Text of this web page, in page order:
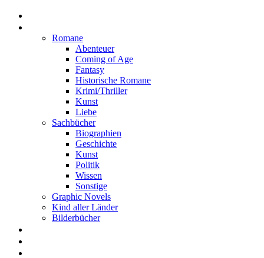
Romane
Abenteuer
Coming of Age
Fantasy
Historische Romane
Krimi/Thriller
Kunst
Liebe
Sachbücher
Biographien
Geschichte
Kunst
Politik
Wissen
Sonstige
Graphic Novels
Kind aller Länder
Bilderbücher